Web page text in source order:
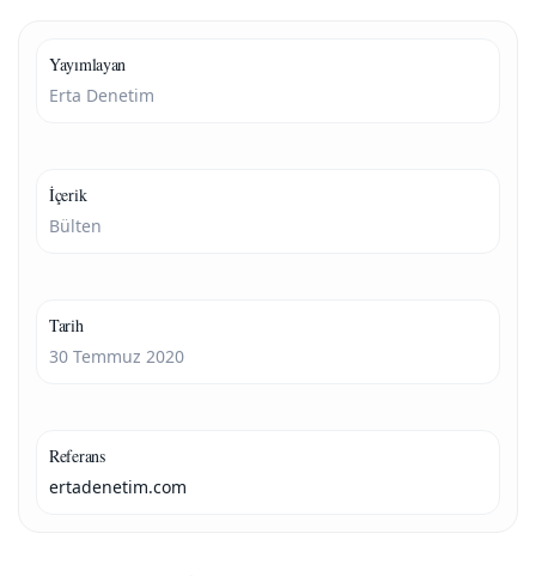
Yayımlayan
Erta Denetim
İçerik
Bülten
Tarih
30 Temmuz 2020
Referans
ertadenetim.com